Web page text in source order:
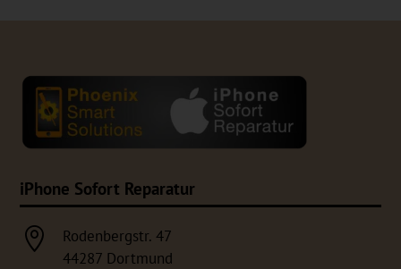
iPhone Sofort Reparatur

Rodenbergstr. 47
44287 Dortmund